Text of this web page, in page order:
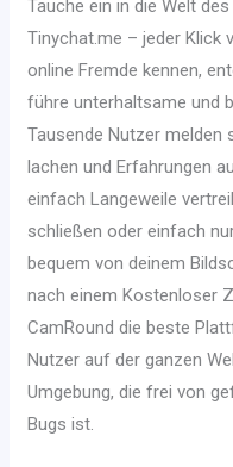
Tauche ein in die Welt
Tinychat.me – jeder Klick
online Fremde kennen,
führe unterhaltsame und
Tausende Nutzer melden
lachen und Erfahrungen
einfach Langeweile
schließen oder einfach
bequem von deinem
nach einem Kostenloser
CamRound die beste
Nutzer auf der ganzen
Umgebung, die frei von
Bugs ist.